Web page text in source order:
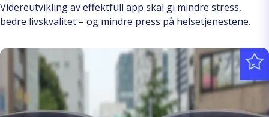
Videreutvikling av effektfull app skal gi mindre stress,
bedre livskvalitet – og mindre press på helsetjenestene.